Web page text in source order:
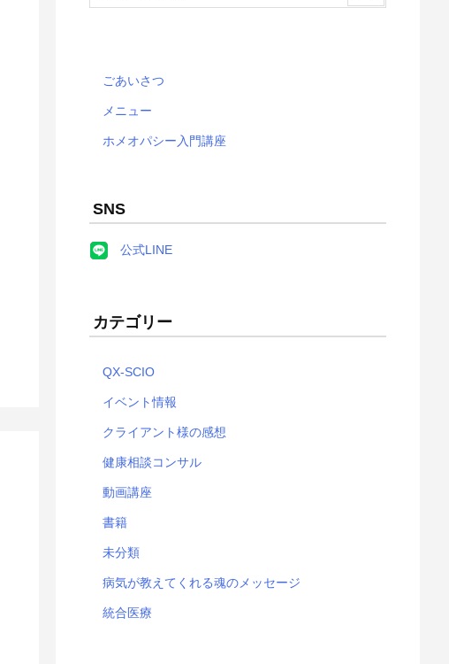
ごあいさつ
メニュー
ホメオパシー入門講座
SNS
公式LINE
カテゴリー
QX-SCIO
イベント情報
クライアント様の感想
健康相談コンサル
動画講座
書籍
未分類
病気が教えてくれる魂のメッセージ
統合医療